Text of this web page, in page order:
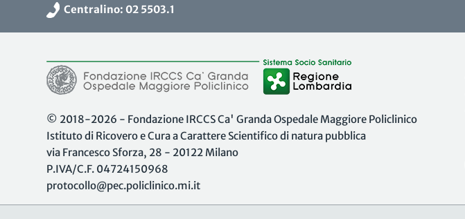
Centralino: 02 5503.1
© 2018-2026 - Fondazione IRCCS Ca' Granda Ospedale Maggiore Policlinico
Istituto di Ricovero e Cura a Carattere Scientifico di natura pubblica
via Francesco Sforza, 28 - 20122 Milano
P.IVA/C.F. 04724150968
protocollo@pec.policlinico.mi.it